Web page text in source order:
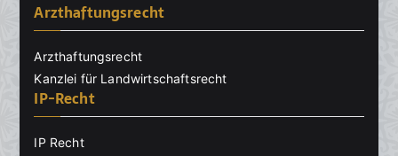
Arzthaftungsrecht
Arzthaftungsrecht
Kanzlei für Landwirtschaftsrecht
IP-Recht
IP Recht